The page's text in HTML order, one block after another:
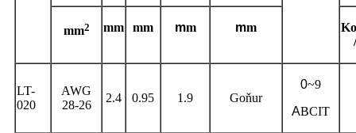
mm2 mm mm mm mm
LT-
020
AWG
28-26
2.4 0.95 1.9 Goňur
0~9
ABCIT